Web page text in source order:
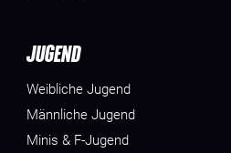
JUGEND
Weibliche Jugend
Männliche Jugend
Minis & F-Jugend